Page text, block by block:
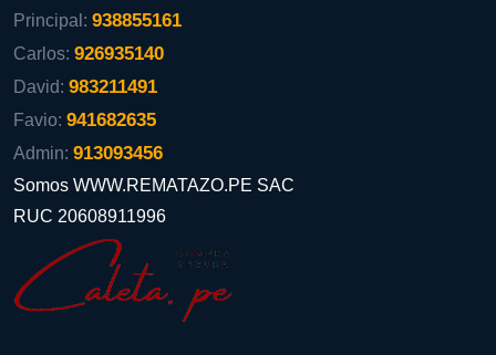
Principal: 938855161
Carlos: 926935140
David: 983211491
Favio: 941682635
Admin: 913093456
Somos WWW.REMATAZO.PE SAC
RUC 20608911996